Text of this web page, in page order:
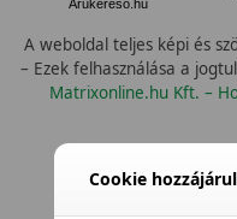
Árukereső.hu
A weboldal teljes képi és
– Ezek felhasználása a
Matrixonline.hu Kft. –
Cookie